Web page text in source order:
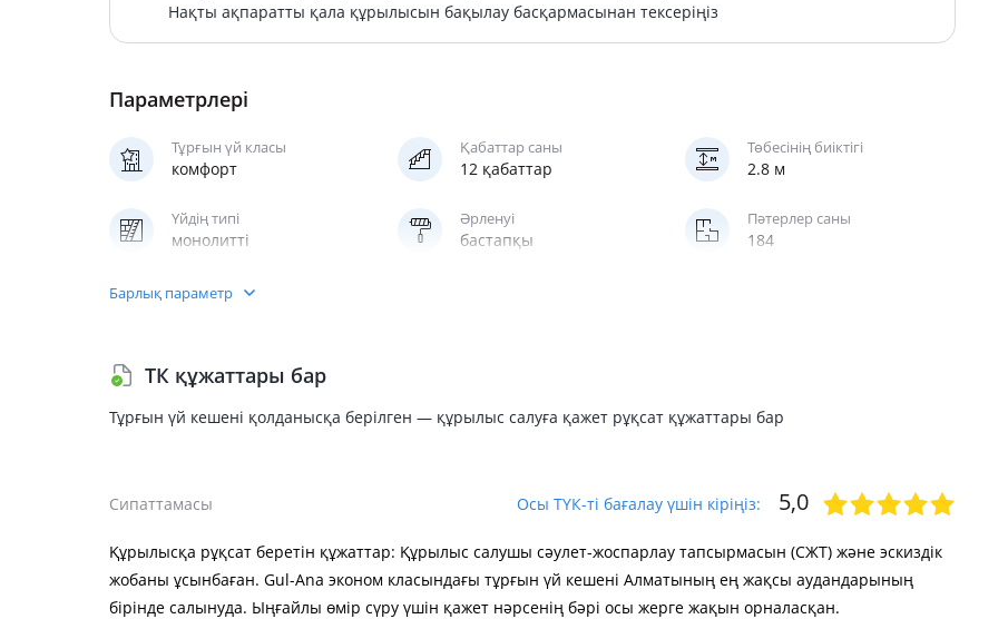
Нақты ақпаратты қала құрылысын бақылау басқармасынан тексеріңіз
Параметрлері
Тұрғын үй класы
комфорт
Қабаттар саны
12 қабаттар
Төбесінің биіктігі
2.8 м
Үйдің типі
монолитті
Әрленуі
бастапқы
Пәтерлер саны
184
Паркинг
Барлық параметр
ТК құжаттары бар
Тұрғын үй кешені қолданысқа берілген — құрылыс салуға қажет рұқсат құжаттары бар
Сипаттамасы Осы ТҮК-ті бағалау үшін кіріңіз: 5,0
Құрылысқа рұқсат беретін құжаттар: Құрылыс салушы сәулет-жоспарлау тапсырмасын (СЖТ) және эскиздік
жобаны ұсынбаған. Gul-Ana эконом класындағы тұрғын үй кешені Алматының ең жақсы аудандарының
бірінде салынуда. Ыңғайлы өмір сүру үшін қажет нәрсенің бәрі осы жерге жақын орналасқан.